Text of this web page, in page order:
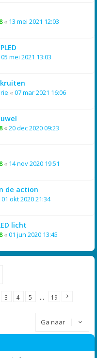
« 13 mei 2021 12:03
05 mei 2021 13:03
« 07 mar 2021 16:06
« 20 dec 2020 09:23
« 14 nov 2020 19:51
de action
01 okt 2020 21:34
licht
« 01 jun 2020 13:45
3 4 5 … 19
Ga naar